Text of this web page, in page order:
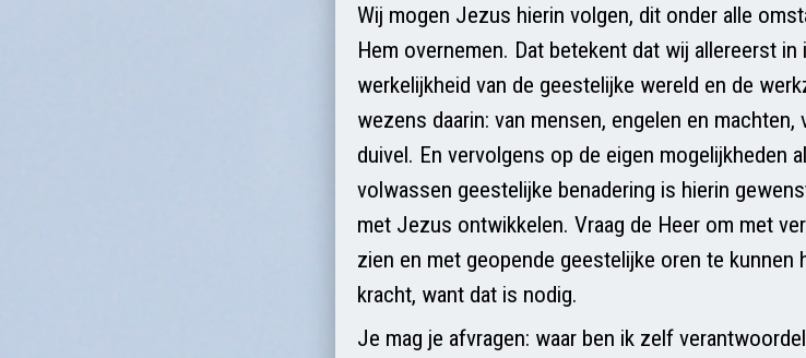
Wij mogen Jezus hierin volgen, dit onder alle
Hem overnemen. Dat betekent dat wij allereerst
werkelijkheid van de geestelijke wereld en de
wezens daarin: van mensen, engelen en
duivel. En vervolgens op de eigen mogelijkheden
volwassen geestelijke benadering is hierin
met Jezus ontwikkelen. Vraag de Heer om met
zien en met geopende geestelijke oren te kunnen
kracht, want dat is nodig.
Je mag je afvragen: waar ben ik zelf